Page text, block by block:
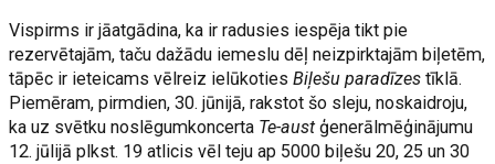
Vispirms ir jāatgādina, ka ir radusies iespēja tikt pie
rezervētajām, taču dažādu iemeslu dēļ neizpirktajām biļetēm,
tāpēc ir ieteicams vēlreiz ielūkotiesBiļešu paradīzes tīklā.
Piemēram, pirmdien, 30. jūnijā, rakstot šo sleju, noskaidroju,
ka uz svētku noslēgumkoncerta Te-austģenerālmēģinājumu
12. jūlijā plkst. 19 atlicis vēl teju ap 5000 biļešu 20, 25 un 30